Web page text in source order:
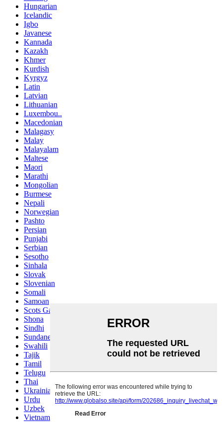
Hungarian
Icelandic
Igbo
Javanese
Kannada
Kazakh
Khmer
Kurdish
Kyrgyz
Latin
Latvian
Lithuanian
Luxembou..
Macedonian
Malagasy
Malay
Malayalam
Maltese
Maori
Marathi
Mongolian
Burmese
Nepali
Norwegian
Pashto
Persian
Punjabi
Serbian
Sesotho
Sinhala
Slovak
Slovenian
Somali
Samoan
Scots Gaelic
Shona
Sindhi
Sundanese
Swahili
Tajik
Tamil
Telugu
Thai
Ukrainian
Urdu
Uzbek
Vietnamese